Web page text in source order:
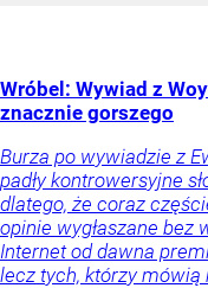
Wróbel: Wywiad z
znacznie gorszego
Burza po wywiadzie z
padły kontrowersyjne
dlatego, że coraz
opinie wygłaszane bez
Internet od dawna
lecz tych, którzy mówią